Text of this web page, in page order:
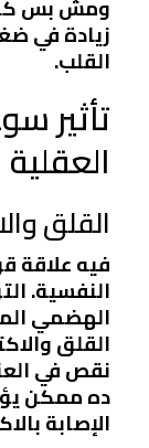
ومش بس
زيادة في
القلب.
تأثير
العقلية
القلق
فيه علاقة
النفسية.
الهضمي
القلق
نقص في
ده ممكن
الإصابة